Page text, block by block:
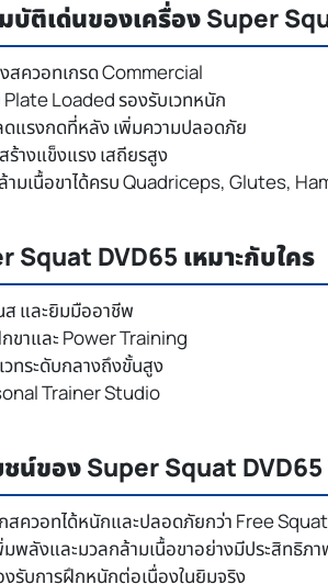
ติเด่นของเครื่อง Super
สควอทเกรด Commercial
Plate Loaded รองรับเวทหนัก
ดแรงกดที่หลัง เพิ่มความปลอดภัย
ร้างแข็งแรง เสถียรสูง
ามเนื้อขาได้ครบ Quadriceps, Glutes,
Squat DVD65 เหมาะกับใคร
และยิมมืออาชีพ
ขาและ Power Training
ทระดับกลางถึงขั้นสูง
Trainer Studio
ชน์ของ Super Squat DVD65
สควอทได้หนักและปลอดภัยกว่า Free Squat
มพลังและมวลกล้ามเนื้อขาอย่างมีประสิทธิภา
งรับการฝึกหนักต่อเนื่องในยิมจริง